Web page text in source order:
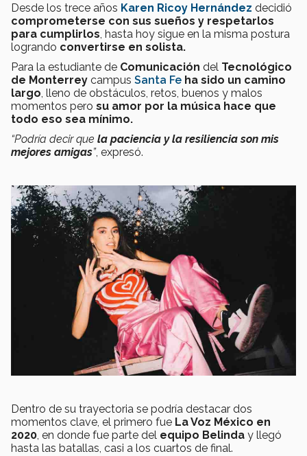
Desde los trece años Karen Ricoy Hernández decidió
comprometerse con sus sueños y respetarlos
para cumplirlos , hasta hoy sigue en la misma postura
logrando convertirse en solista.
Para la estudiante de Comunicación del Tecnológico
de Monterrey campus Santa Fe ha sido un camino
largo , lleno de obstáculos, retos, buenos y malos
momentos pero su amor por la música hace que
todo eso sea mínimo.
“Podría decir que la paciencia y la resiliencia son mis
mejores amigas”, expresó.
Dentro de su trayectoria se podría destacar dos
momentos clave, el primero fue La Voz México en
2020, en donde fue parte del equipo Belinda y llegó
hasta las batallas, casi a los cuartos de final.